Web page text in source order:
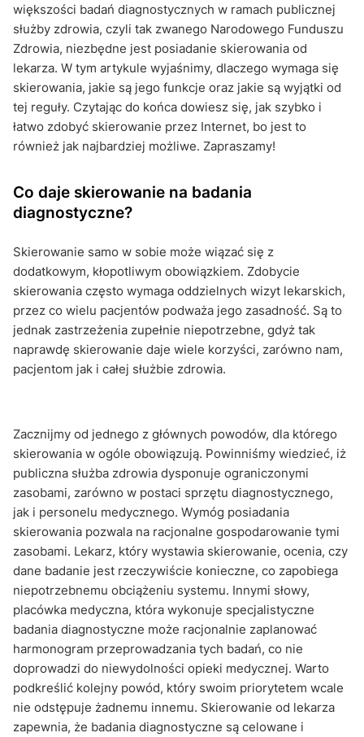
większości badań diagnostycznych w ramach publicznej
służby zdrowia, czyli tak zwanego Narodowego Funduszu
Zdrowia, niezbędne jest posiadanie skierowania od
lekarza. W tym artykule wyjaśnimy, dlaczego wymaga się
skierowania, jakie są jego funkcje oraz jakie są wyjątki od
tej reguły. Czytając do końca dowiesz się, jak szybko i
łatwo zdobyć skierowanie przez Internet, bo jest to
również jak najbardziej możliwe. Zapraszamy!
Co daje skierowanie na badania
diagnostyczne?
Skierowanie samo w sobie może wiązać się z
dodatkowym, kłopotliwym obowiązkiem. Zdobycie
skierowania często wymaga oddzielnych wizyt lekarskich,
przez co wielu pacjentów podważa jego zasadność. Są to
jednak zastrzeżenia zupełnie niepotrzebne, gdyż tak
naprawdę skierowanie daje wiele korzyści, zarówno nam,
pacjentom jak i całej służbie zdrowia.
Zacznijmy od jednego z głównych powodów, dla którego
skierowania w ogóle obowiązują. Powinniśmy wiedzieć, iż
publiczna służba zdrowia dysponuje ograniczonymi
zasobami, zarówno w postaci sprzętu diagnostycznego,
jak i personelu medycznego. Wymóg posiadania
skierowania pozwala na racjonalne gospodarowanie tymi
zasobami. Lekarz, który wystawia skierowanie, ocenia, czy
dane badanie jest rzeczywiście konieczne, co zapobiega
niepotrzebnemu obciążeniu systemu. Innymi słowy,
placówka medyczna, która wykonuje specjalistyczne
badania diagnostyczne może racjonalnie zaplanować
harmonogram przeprowadzania tych badań, co nie
doprowadzi do niewydolności opieki medycznej. Warto
podkreślić kolejny powód, który swoim priorytetem wcale
nie odstępuje żadnemu innemu. Skierowanie od lekarza
zapewnia, że badania diagnostyczne są celowane i